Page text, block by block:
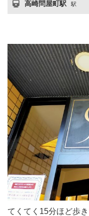
高崎問屋町駅 駅
てくてく15分ほど歩